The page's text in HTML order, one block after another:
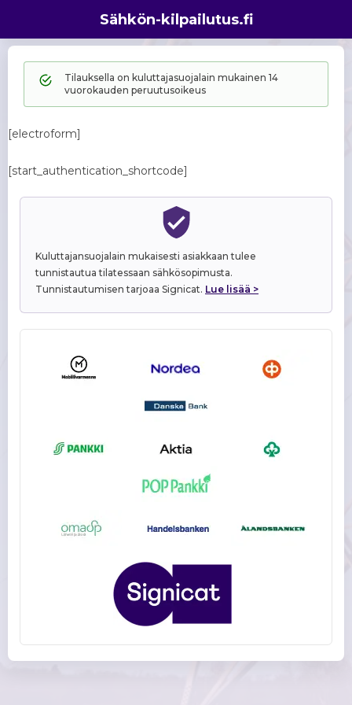
Sähkön-kilpailutus.fi
Tilauksella on kuluttajasuojalain mukainen 14
vuorokauden peruutusoikeus
[electroform]
[start_authentication_shortcode]
Kuluttajansuojalain mukaisesti asiakkaan tulee
tunnistautua tilatessaan sähkösopimusta.
Tunnistautumisen tarjoaa Signicat. Lue lisää >